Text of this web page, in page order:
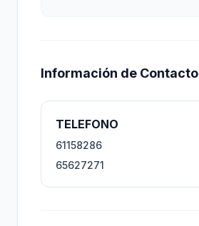
Información de Contacto
TELEFONO
61158286
65627271